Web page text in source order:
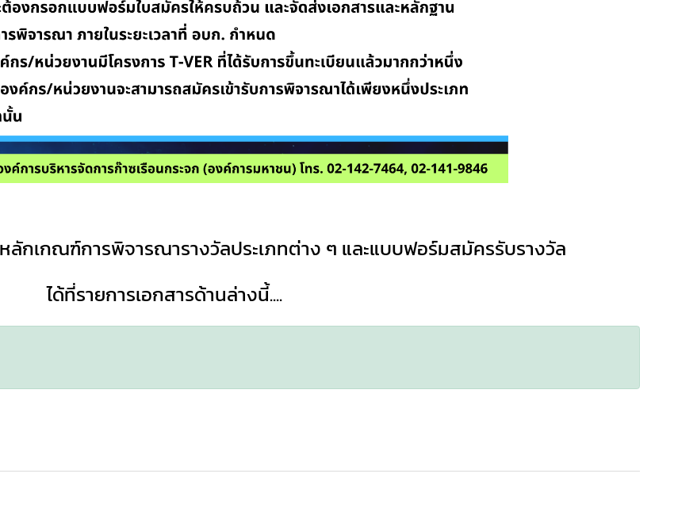
ลักเกณฑ์การพิจารณารางวัลประเภทต่าง ๆ และแบบฟอร์มสมัครรับรางวัล
ได้ที่รายการเอกสารด้านล่างนี้....